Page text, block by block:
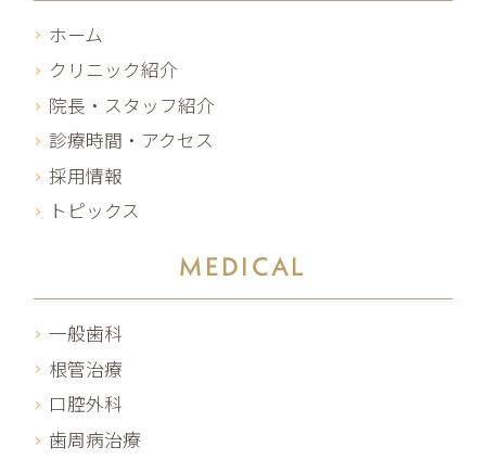
ホーム
クリニック紹介
院長・スタッフ紹介
診療時間・アクセス
採用情報
トピックス
MEDICAL
一般歯科
根管治療
口腔外科
歯周病治療